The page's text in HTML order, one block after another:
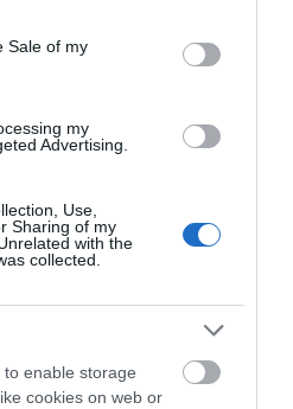
purposes in below Google
Sale of my
my
Advertising.
Use,
Sharing of my
with the
collected.
enable storage
cookies on web or
την
οδηγούσε
στην
από την
Αυτός ο δήμος της
Εύβοιας πάει στα
δικαστήρια για τις